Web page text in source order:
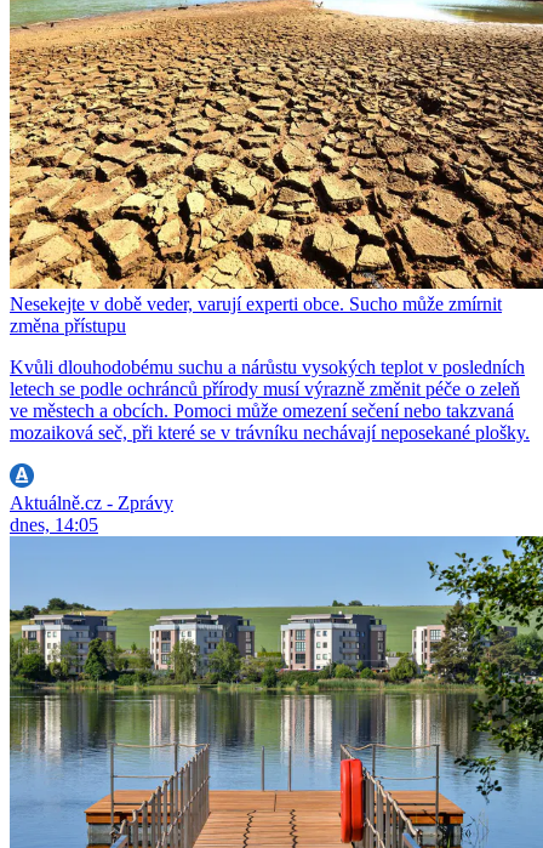
Nesekejte v době veder, varují experti obce. Sucho může zmírnit
změna přístupu
Kvůli dlouhodobému suchu a nárůstu vysokých teplot v posledních
letech se podle ochránců přírody musí výrazně změnit péče o zeleň
ve městech a obcích. Pomoci může omezení sečení nebo takzvaná
mozaiková seč, při které se v trávníku nechávají neposekané plošky.
Aktuálně.cz - Zprávy
dnes, 14:05